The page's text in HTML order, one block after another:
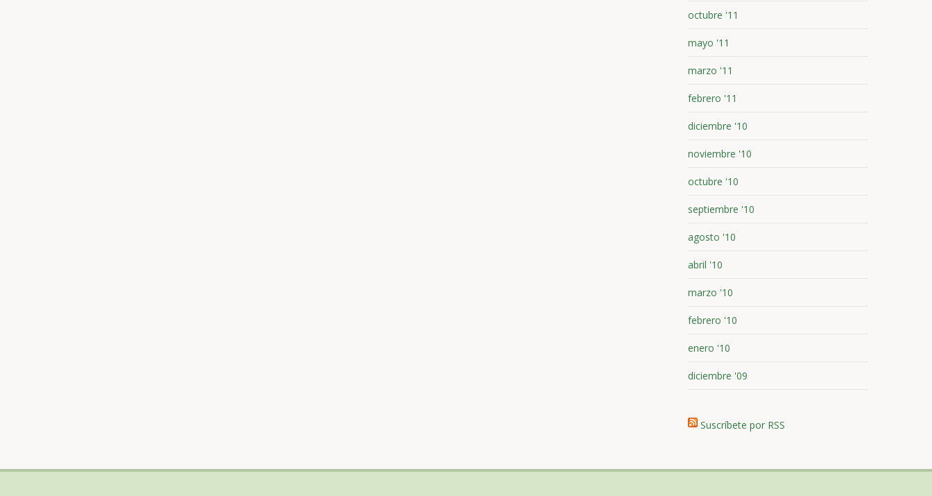
octubre '11
mayo '11
marzo '11
febrero '11
diciembre '10
noviembre '10
octubre '10
septiembre '10
agosto '10
abril '10
marzo '10
febrero '10
enero '10
diciembre '09
Suscríbete por RSS